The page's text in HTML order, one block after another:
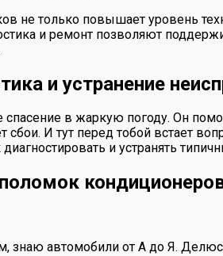
не только повышает уровень
и ремонт позволяют
и устранение
спасение в жаркую погоду. Он
сбои. И тут перед тобой встает
и устранять
знаю автомобили от А до Я.